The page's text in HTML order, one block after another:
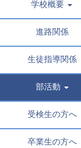
学校概要
進路関係
生徒指導関係
部活動
受検生の方へ
卒業生の方へ